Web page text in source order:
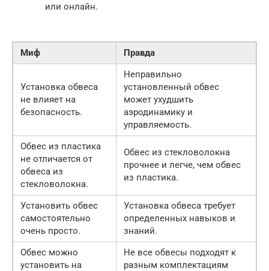
или онлайн.
Миф Правда
Установка обвеса
не влияет на
безопасность.
Неправильно
установленный обвес
может ухудшить
аэродинамику и
управляемость.
Обвес из пластика
не отличается от
обвеса из
стекловолокна.
Обвес из стекловолокна
прочнее и легче, чем обвес
из пластика.
Установить обвес
самостоятельно
очень просто.
Установка обвеса требует
определенных навыков и
знаний.
Обвес можно
установить на
Не все обвесы подходят к
разным комплектациям